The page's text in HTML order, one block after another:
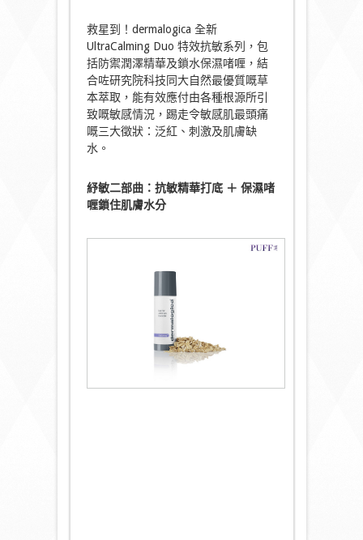
救星到！dermalogica 全新
UltraCalming Duo 特效抗敏系列，包
括防禦潤澤精華及鎖水保濕啫喱，結
合咗研究院科技同大自然最優質嘅草
本萃取，能有效應付由各種根源所引
致嘅敏感情況，踢走令敏感肌最頭痛
嘅三大徵狀：泛紅、刺激及肌膚缺
水。
紓敏二部曲：抗敏精華打底 ＋ 保濕啫
喱鎖住肌膚水分